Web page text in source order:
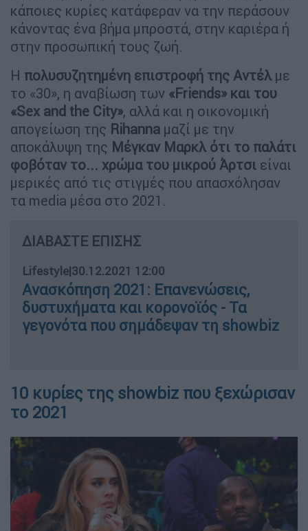
κάποιες κυρίες κατάφεραν να την περάσουν
κάνοντας ένα βήμα μπροστά, στην καριέρα ή
στην προσωπική τους ζωή.
Η πολυσυζητημένη επιστροφή της Αντέλ με
το «30», η αναβίωση των «Friends» και του
«Sex and the City», αλλά και η οικονομική
απογείωση της Rihanna μαζί με την
αποκάλυψη της Μέγκαν Μαρκλ ότι το παλάτι
φοβόταν το... χρώμα του μικρού Άρτσι είναι
μερικές από τις στιγμές που απασχόλησαν
τα media μέσα στο 2021.
ΔΙΑΒΑΣΤΕ ΕΠΙΣΗΣ
Lifestyle|30.12.2021 12:00
Ανασκόπηση 2021: Επανενώσεις,
δυστυχήματα και κορονοϊός - Τα
γεγονότα που σημάδεψαν τη showbiz
10 κυρίες της showbiz που ξεχώρισαν
το 2021